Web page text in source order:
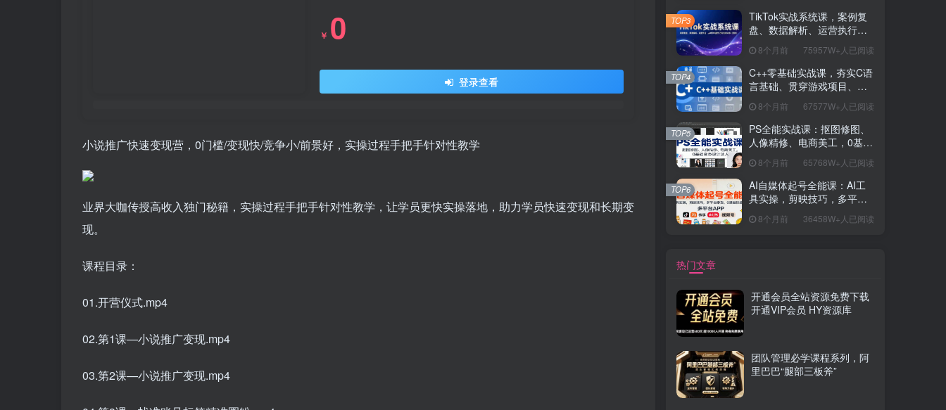
￥ 0
登录查看
小说推广快速变现营，0门槛/变现快/竞争小/前景好，实操过程手把手针对性教学
业界大咖传授高收入独门秘籍，实操过程手把手针对性教学，让学员更快实操落地，助力学员快速变现和长期变
现。
课程目录：
01.开营仪式.mp4
02.第1课—小说推广变现.mp4
03.第2课—小说推广变现.mp4
TikTok实战系统课，案例复
盘、数据解析、运营执行，
（更新）
8个月前 75957W+人已阅读
TOP3
C++零基础实战课，夯实C语
言基础、贯穿游戏项目、掌
薪15K+岗位
8个月前 67577W+人已阅读
TOP4
PS全能实战课：抠图修图、
人像精修、电商美工，0基础
8个月前 65768W+人已阅读
TOP5
AI自媒体起号全能课：AI工
具实操，剪映技巧，多平台
8个月前 36458W+人已阅读
TOP6
热门文章
开通会员全站资源免费下载
开通VIP会员 HY资源库
团队管理必学课程系列，阿
里巴巴“腿部三板斧”